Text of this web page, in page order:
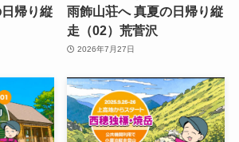
帰り縦
雨飾山荘へ 真夏の日帰り縦
走（02）荒菅沢
2026年7月27日